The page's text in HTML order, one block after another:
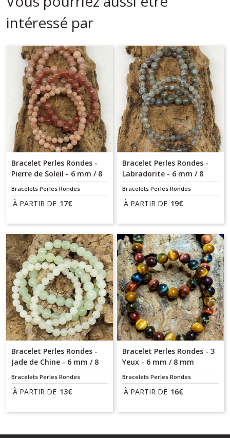
intéressé par
Bracelet Perles Rondes -
Pierre de Soleil - 6 mm / 8
mm / 10 mm
Bracelets Perles Rondes
À PARTIR DE 17€
Bracelet Perles Rondes -
Labradorite - 6 mm / 8
mm
Bracelets Perles Rondes
À PARTIR DE 19€
Bracelet Perles Rondes -
Jade de Chine - 6 mm / 8
mm
Bracelets Perles Rondes
À PARTIR DE 13€
Bracelet Perles Rondes - 3
Yeux - 6 mm / 8 mm
Bracelets Perles Rondes
À PARTIR DE 16€